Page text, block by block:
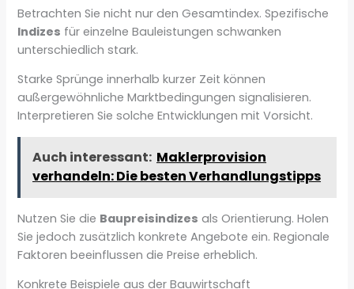
Betrachten Sie nicht nur den Gesamtindex. Spezifische
Indizes für einzelne Bauleistungen schwanken
unterschiedlich stark.
Starke Sprünge innerhalb kurzer Zeit können
außergewöhnliche Marktbedingungen signalisieren.
Interpretieren Sie solche Entwicklungen mit Vorsicht.
Auch interessant: Maklerprovision
verhandeln: Die besten Verhandlungstipps
Nutzen Sie die Baupreisindizes als Orientierung. Holen
Sie jedoch zusätzlich konkrete Angebote ein. Regionale
Faktoren beeinflussen die Preise erheblich.
Konkrete Beispiele aus der Bauwirtschaft